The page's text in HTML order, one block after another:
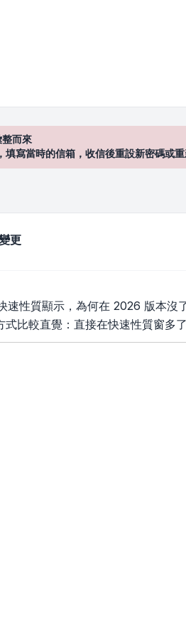
而來
當時的信箱，收信後重設新密碼或重
更
性質顯示，為何在 2026 版本沒
比較直覺：直接在快速性質窗多